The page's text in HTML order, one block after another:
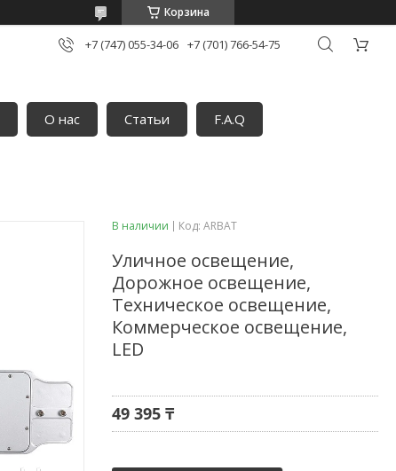
Корзина
+7 (747) 055-34-06 +7 (701) 766-54-75
О нас Статьи F.A.Q
В наличии Код: ARBAT
Уличное освещение,
Дорожное освещение,
Техническое освещение,
Коммерческое освещение,
LED
49 395 ₸